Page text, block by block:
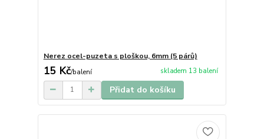
Nerez ocel-puzeta s ploškou, 6mm (5 párů)
15 Kč/balení skladem 13 balení
Přidat do košíku